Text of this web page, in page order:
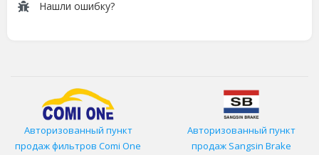
Нашли ошибку?
Авторизованный пункт
продаж фильтров Comi One
Авторизованный пункт
продаж Sangsin Brake